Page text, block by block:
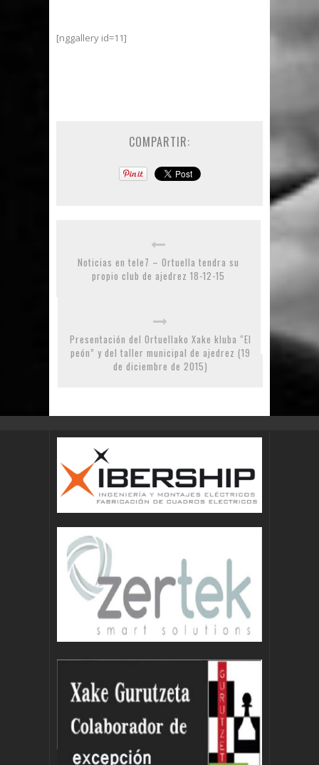
[nggallery id=11]
COMPARTIR:
Noticias en tele7 – Ortuella tendra su
propio club de ajedrez 18-12-15
Presentación del Ortuellako Xake kluba “El
peón” y del taller municipal de ajedrez (19
de diciembre de 2015)